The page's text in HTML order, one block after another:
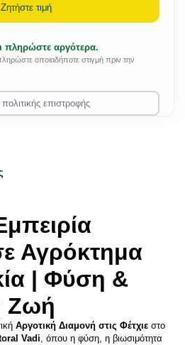
Αγρόκτημα
| Φύση &
Ζωή
Αργοτική Διαμονή στις Φέτχιε
Vadi, όπου η φύση, η βιωσιμότητα
Ζητήστε τιμή
πληρώστε αργότερα.
οποιαδήποτε στιγμή πριν την
επιστροφής